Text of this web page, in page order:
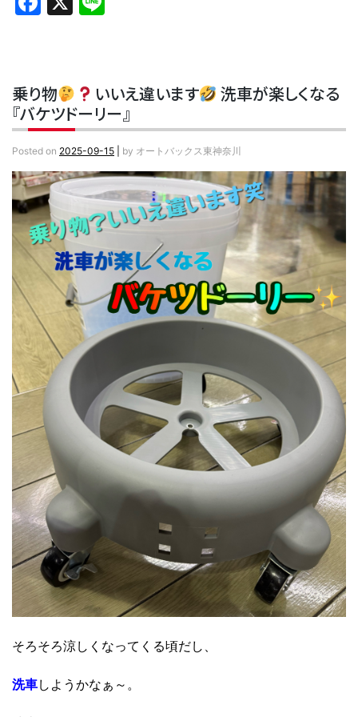
乗り物 いいえ違います
洗車が楽しくなる
『バケツドーリー』
Posted on 2025-09-15 by オートバックス東神奈川
そろそろ涼しくなってくる頃だし、
洗車しようかなぁ～。